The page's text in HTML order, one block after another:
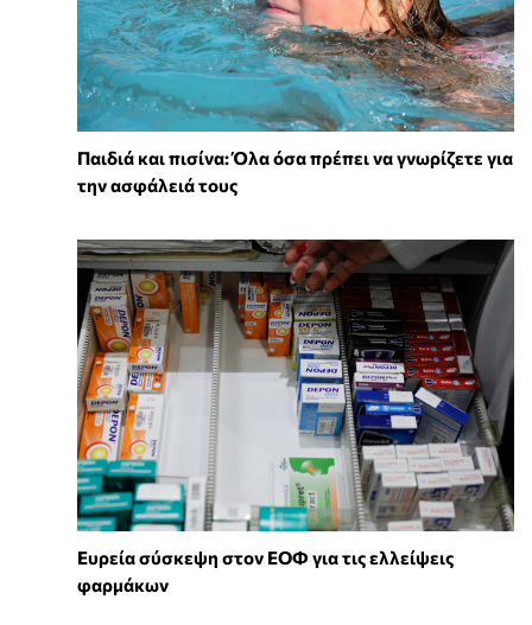
Παιδιά και πισίνα: Όλα όσα πρέπει να γνωρίζετε για
την ασφάλειά τους
Ευρεία σύσκεψη στον ΕΟΦ για τις ελλείψεις
φαρμάκων